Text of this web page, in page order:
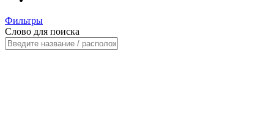
Фильтры
Слово для поиска